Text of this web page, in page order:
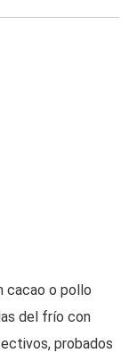
cacao o pollo
del frío con
probados